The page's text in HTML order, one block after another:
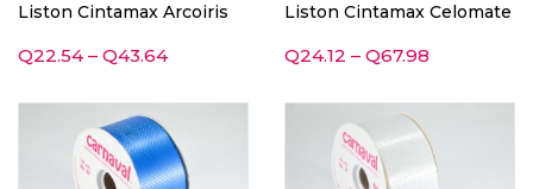
Liston Cintamax Arcoiris
Q22.54– Q43.64
Liston Cintamax Celomate
Q24.12 – Q67.98